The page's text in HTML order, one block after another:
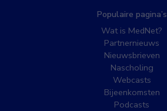
Populaire pagina’s
Wat is MedNet?
Partnernieuws
Nieuwsbrieven
Nascholing
Webcasts
Bijeenkomsten
Podcasts